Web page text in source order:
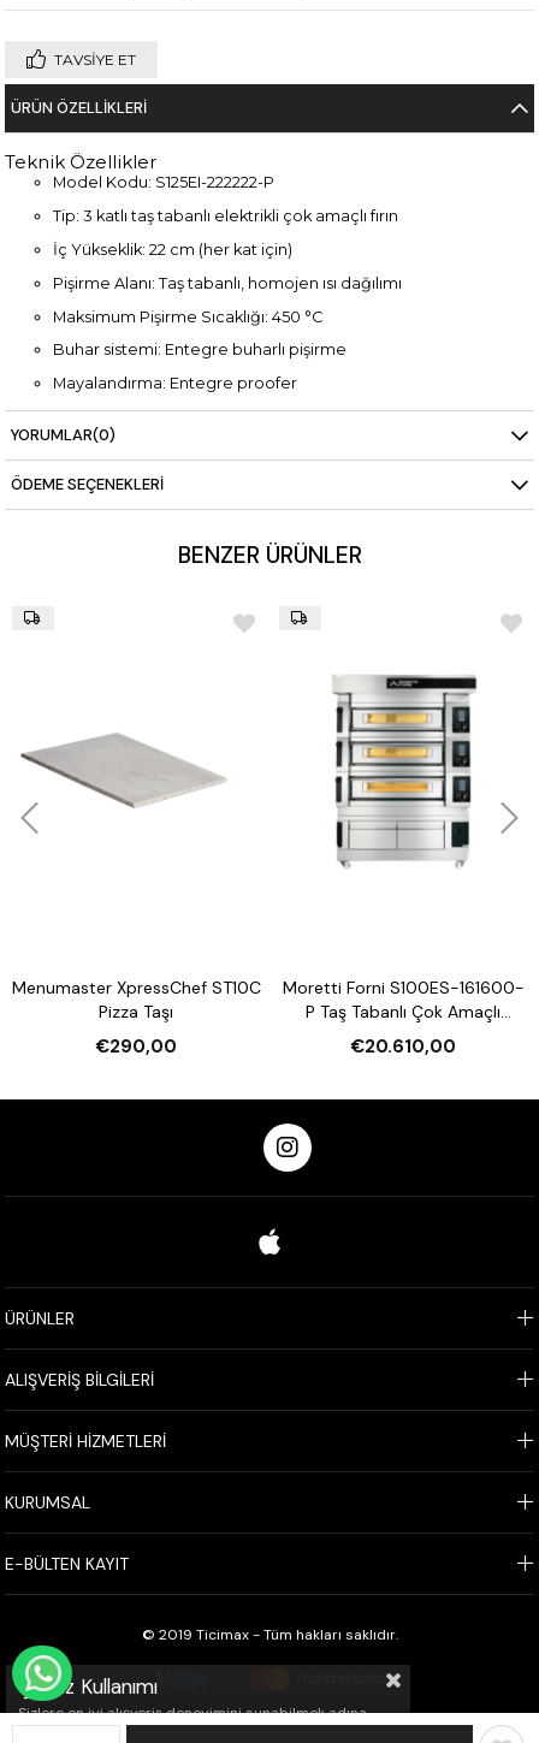
TAVSIYE ET
ÜRÜN ÖZELLIKLERI
Teknik Özellikler
Model Kodu: S125EI-222222-P
Tip: 3 katlı taş tabanlı elektrikli çok amaçlı fırın
İç Yükseklik: 22 cm (her kat için)
Pişirme Alanı: Taş tabanlı, homojen ısı dağılımı
Maksimum Pişirme Sıcaklığı: 450 °C
Buhar sistemi: Entegre buharlı pişirme
Mayalandırma: Entegre proofer
Isı Kontrolü: Dual-Temp® (üst/alt bağımsız kontrol)
Performans: Power-Booster™ teknolojisi
Bağlantı: SmartBaking uygulaması ile uzaktan erişim
Güç: 3x21,0 kW (380/400V 3N) + 1,5 kW (220/230V 1N)
YORUMLAR(0)
ÖDEME SEÇENEKLERI
BENZER ÜRÜNLER
XpressChef ST10C
Moretti Forni S100ES-161600-
P Taş Tabanlı Çok Amaçlı
Elektrikli Katlı Fırın (Buharlı,
Mayalandırmalı)
€20.610,00
Moretti
Taş
ÜRÜNLER
ALIŞVERİŞ BİLGİLERİ
MÜŞTERİ HİZMETLERİ
KURUMSAL
E-BÜLTEN KAYIT
© 2019 Ticimax - Tüm hakları saklıdır.
Çerez Kullanımı
Sizlere en iyi alışveriş deneyimini sunabilmek adına